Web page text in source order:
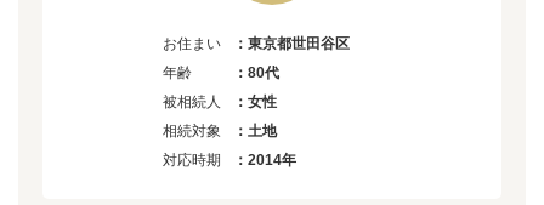
お住まい
：東京都世田谷区
年齢
：80代
被相続人
：女性
相続対象
：土地
対応時期
：2014年